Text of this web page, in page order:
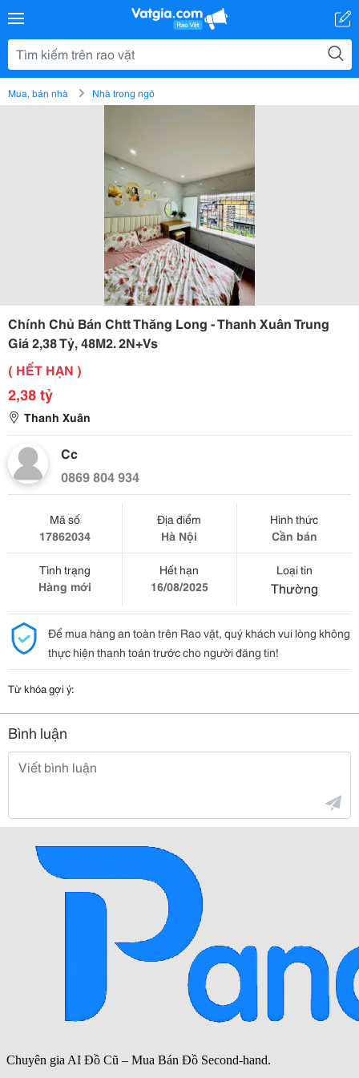
Mua, bán nhà Nhà trong ngõ
Chính Chủ Bán Chtt Thăng Long - Thanh Xuân Trung
Giá 2,38 Tỷ, 48M2. 2N+Vs
( HẾT HẠN )
2,38 tỷ
Thanh Xuân
Cc
0869 804 934
Mã số
17862034
Địa điểm
Hà Nội
Hình thức
Cần bán
Tình trạng
Hàng mới
Hết hạn
16/08/2025
Loại tin
Thường
Để mua hàng an toàn trên Rao vặt, quý khách vui lòng không
thực hiện thanh toán trước cho người đăng tin!
Từ khóa gợi ý:
Bình luận